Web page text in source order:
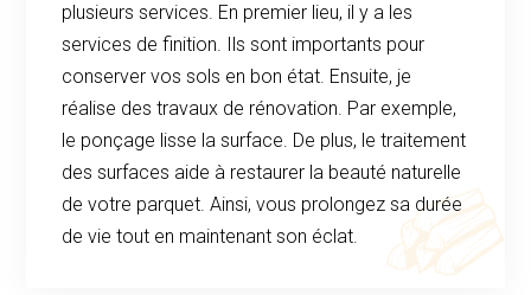
plusieurs services. En premier lieu, il y a les
services de finition. Ils sont importants pour
conserver vos sols en bon état. Ensuite, je
réalise des travaux de rénovation. Par exemple,
le ponçage lisse la surface. De plus, le traitement
des surfaces aide à restaurer la beauté naturelle
de votre parquet. Ainsi, vous prolongez sa durée
de vie tout en maintenant son éclat.